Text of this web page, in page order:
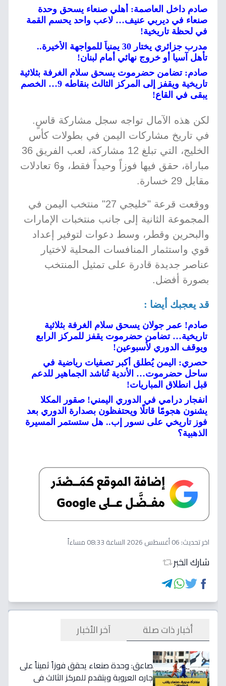
صادم داخل العاصمة: أهلي صنعاء يسحق وحدة
صنعاء في ديربي عنيف… لاعب واحد يحسم القمة
في لحظة تاريخية!
مدرب جزائري يختار 30 يمنياً للمواجهة الأخيرة..
تأهل آسيا أو خروج نهائي أمام لبنان!
صادم: تضامن حضرموت يسحق سلام الغرفة بثلاثية
تاريخية ويقفز إلى المركز الثالث بنقاطه 9… الخصم
يبقى في القاع!
لكن هذه الآمال تواجه سجل مشاركة قاسٍ.
في تاريخ مشاركات اليمن في بطولات كأس
الخليج، التي تبلغ 12 مشاركة، لعب الفريق 36
مباراة، حقق فيها فوزاً وحيداً فقط، و6 تعادلات
مقابل 29 خسارة.
ووقعت قرعة "خليجي 27" منتخب اليمن في
المجموعة الثانية إلى جانب منتخبات الإمارات
والبحرين وقطر، وسط دعوات لتوفير إعداد
قوي واستثمار المنافسات المحلية لاختيار
عناصر جديدة قادرة على تمثيل المنتخب
بصورة أفضل.
قد يعجبك أيضا :
صادم! عمر جولان يسحق سلام الغرفة بثلاثية
تاريخية… تضامن حضرموت يقفز للمركز الرابع
ويوقف الدوري لأسبوعين!
حصري: اليمن يُطلق أكبر تصفيات رياضية في
ساحل حضرموت… الأندية تُناشد الجماهير للدعم
قبل انطلاق المباريات!
انفجار درامي في الدوري اليمني! صقور المكلا
يشنون هجومًا قاتلًا ويحتفظون بصدارة الدوري بعد
فوز تاريخي على نسور إب.. هل ستستمر المسيرة
الذهبية؟
اخر تحديث:06 أغسطس 2026 الساعة 08:33 مساءاً
شارك الخبر
أخبار ذات صلة آخر الأخبار
صاعق: وحدة صنعاء يحقق فوزاً ثميناً على
جاره العروبة ويتقدم للمركز الثالث في